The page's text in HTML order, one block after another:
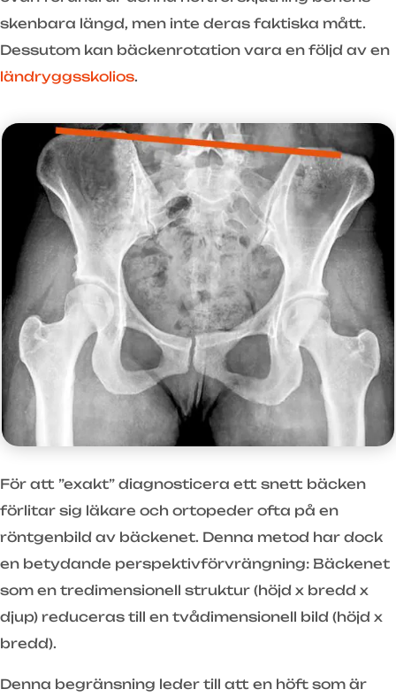
skenbara längd, men inte deras faktiska mått.
Dessutom kan bäckenrotation vara en följd av en
ländryggsskolios.
För att ”exakt” diagnosticera ett snett bäcken
förlitar sig läkare och ortopeder ofta på en
röntgenbild av bäckenet. Denna metod har dock
en betydande perspektivförvrängning: Bäckenet
som en tredimensionell struktur (höjd x bredd x
djup) reduceras till en tvådimensionell bild (höjd x
bredd).
Denna begränsning leder till att en höft som är